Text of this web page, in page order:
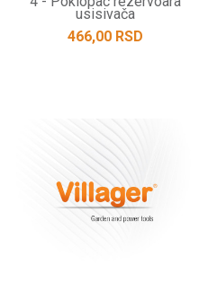
usisivača
466,00 RSD